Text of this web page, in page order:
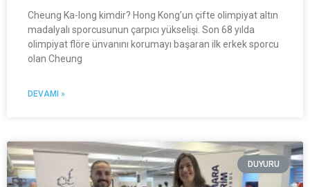
Cheung Ka-long kimdir? Hong Kong’un çifte olimpiyat altın
madalyalı sporcusunun çarpıcı yükselişi. Son 68 yılda
olimpiyat flöre ünvanını korumayı başaran ilk erkek sporcu
olan Cheung
DEVAMI »
DUYURU